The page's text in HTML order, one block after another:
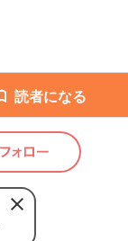
読者になる